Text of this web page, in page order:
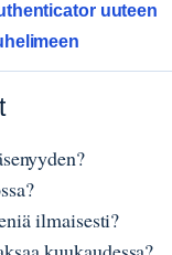
uuteen
ilmaisesti?